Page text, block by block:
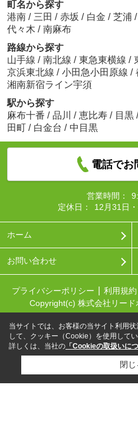
町名から探す
港南 / 三田 / 赤坂 / 白金 / 芝浦 /
代々木 / 南麻布
路線から探す
山手線 / 南北線 / 東急東横線 /
京浜東北線 / 小田急小田原線 /
湘南新宿ライン宇須
駅から探す
麻布十番 / 品川 / 恵比寿 / 目黒 /
田町 / 白金台 / 中目黒
電話でお
営業時間：
定休日：
12月31日
ホーム
お問い合わせ
プライバシーポリシー 利用規約
Copyright(c) 株式会社リー
当サイトでは、お客様の当サイト利用
して、クッキー（Cookie）を使用してい
詳しくは、当社の 「Cookieの取扱いに
閉じ